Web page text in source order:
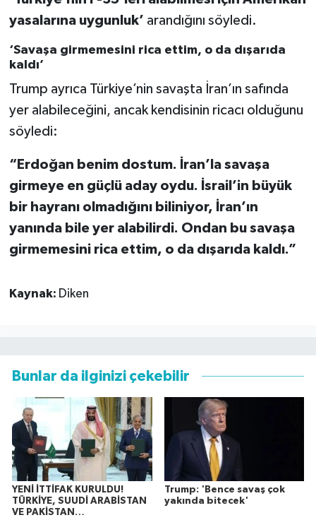
yasalarına uygunluk’ arandığını söyledi.
‘Savaşa girmemesini rica ettim, o da dışarıda
kaldı’
Trump ayrıca Türkiye’nin savaşta İran’ın safında
yer alabileceğini, ancak kendisinin ricacı olduğunu
söyledi:
“Erdoğan benim dostum. İran’la savaşa
girmeye en güçlü aday oydu. İsrail’in büyük
bir hayranı olmadığını biliniyor, İran’ın
yanında bile yer alabilirdi. Ondan bu savaşa
girmemesini rica ettim, o da dışarıda kaldı.”
Kaynak: Diken
Bunlar da ilginizi çekebilir
YENİ İTTİFAK KURULDU!
TÜRKİYE, SUUDİ ARABİSTAN
VE PAKİSTAN…
Trump: 'Bence savaş çok
yakında bitecek'